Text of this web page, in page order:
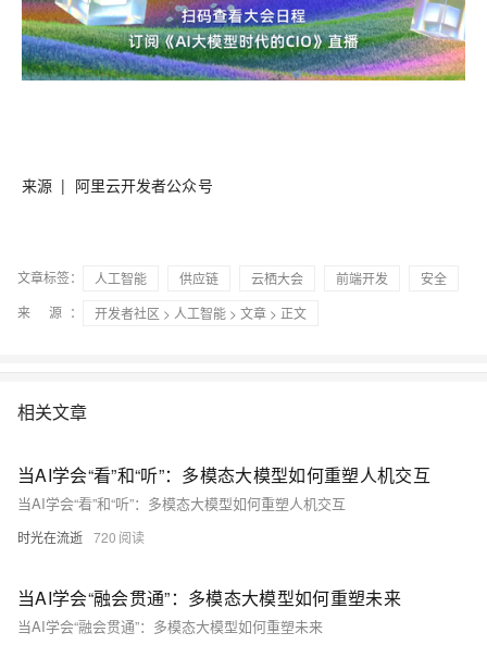
来源 | 阿里云开发者公众号
文章标签： 人工智能 供应链 云栖大会 前端开发
安全
来 源：
开发者社区 > 人工智能 > 文章 > 正文
相关文章
当AI学会“看”和“听”：多模态大模型如何重塑人机交互
当AI学会“看”和“听”：多模态大模型如何重塑人机交互
时光在流逝 720
当AI学会“融会贯通”：多模态大模型如何重塑未来
当AI学会“融会贯通”：多模态大模型如何重塑未来